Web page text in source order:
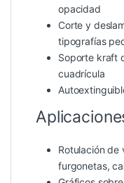
opacidad
Corte y
tipografías
Soporte kraft
cuadrícula
Rotulación de
furgonetas,